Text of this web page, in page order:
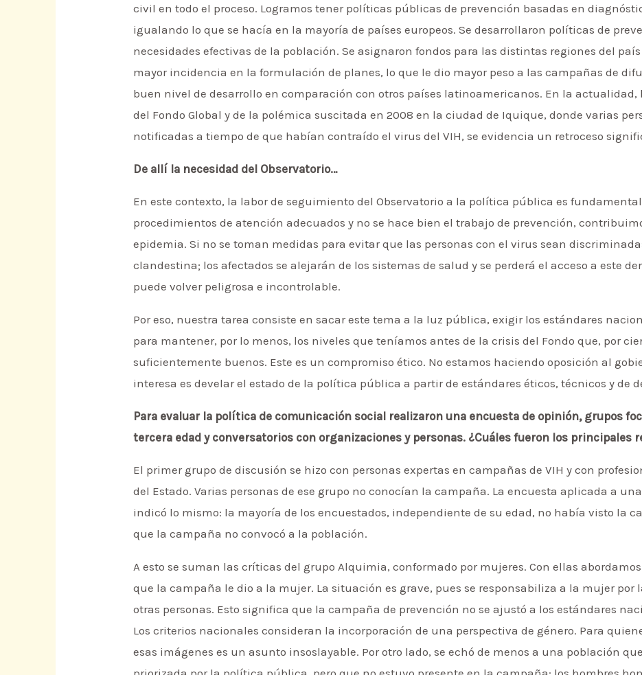
civil en todo el proceso. Logramos tener políticas públicas de prevención basadas en
igualando lo que se hacía en la mayoría de países europeos. Se desarrollaron políticas de
necesidades efectivas de la población. Se asignaron fondos para las distintas regiones del
mayor incidencia en la formulación de planes, lo que le dio mayor peso a las campañas de
buen nivel de desarrollo en comparación con otros países latinoamericanos. En la
del Fondo Global y de la polémica suscitada en 2008 en la ciudad de Iquique, donde varias
notificadas a tiempo de que habían contraído el virus del VIH, se evidencia un retroceso
De allí la necesidad del Observatorio…
En este contexto, la labor de seguimiento del Observatorio a la política pública es
procedimientos de atención adecuados y no se hace bien el trabajo de prevención,
epidemia. Si no se toman medidas para evitar que las personas con el virus sean
clandestina; los afectados se alejarán de los sistemas de salud y se perderá el acceso a este
puede volver peligrosa e incontrolable.
Por eso, nuestra tarea consiste en sacar este tema a la luz pública, exigir los estándares
para mantener, por lo menos, los niveles que teníamos antes de la crisis del Fondo que, por
suficientemente buenos. Este es un compromiso ético. No estamos haciendo oposición al
interesa es develar el estado de la política pública a partir de estándares éticos, técnicos y de
Para evaluar la política de comunicación social realizaron una encuesta de opinión, grupos
tercera edad y conversatorios con organizaciones y personas. ¿Cuáles fueron los principales
El primer grupo de discusión se hizo con personas expertas en campañas de VIH y con
del Estado. Varias personas de ese grupo no conocían la campaña. La encuesta aplicada a
indicó lo mismo: la mayoría de los encuestados, independiente de su edad, no había visto la
que la campaña no convocó a la población.
A esto se suman las críticas del grupo Alquimia, conformado por mujeres. Con ellas
que la campaña le dio a la mujer. La situación es grave, pues se responsabiliza a la mujer por
otras personas. Esto significa que la campaña de prevención no se ajustó a los estándares
Los criterios nacionales consideran la incorporación de una perspectiva de género. Para
esas imágenes es un asunto insoslayable. Por otro lado, se echó de menos a una población